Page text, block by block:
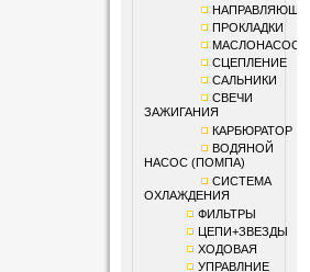
НАПРАВЛЯЮЩИЕ
ПРОКЛАДКИ
МАСЛОНАСОС
СЦЕПЛЕНИЕ
САЛЬНИКИ
СВЕЧИ
ЗАЖИГАНИЯ
КАРБЮРАТОР
ВОДЯНОЙ
НАСОС (ПОМПА)
СИСТЕМА
ОХЛАЖДЕНИЯ
ФИЛЬТРЫ
ЦЕПИ+ЗВЕЗДЫ
ХОДОВАЯ
УПРАВЛНИЕ